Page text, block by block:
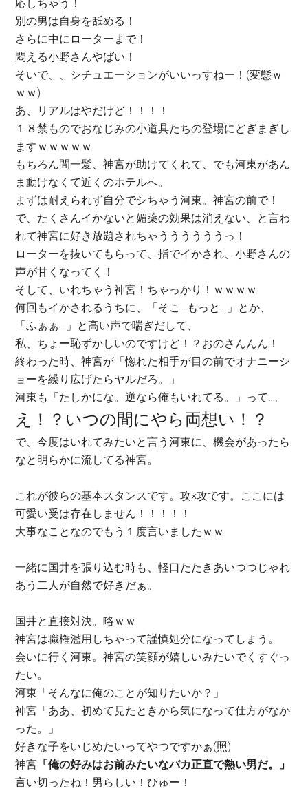
応しちゃう！
別の男は自身を舐める！
さらに中にローターまで！
悶える小野さんやばい！
そいで、、シチュエーションがいいっすねー！(変態ｗ
ｗｗ)
あ、リアルはやだけど！！！！
１８禁ものでおなじみの小道具たちの登場にどぎまぎし
ますｗｗｗｗｗ
もちろん間一髪、神宮が助けてくれて、でも河東があん
ま動けなくて近くのホテルへ。
まずは耐えられず自分でシちゃう河東。神宮の前で！
で、たくさんイかないと媚薬の効果は消えない、と言わ
れて神宮に好き放題されちゃううううううっ！
ローターを抜いてもらって、指でイかされ、小野さんの
声が甘くなってく！
そして、いれちゃう神宮！ちゃっかり！ｗｗｗｗ
何回もイかされるうちに、「そこ…もっと…」とか、
「ふぁぁ…」と高い声で喘ぎだして、
私、ちょー恥ずかしいのですけど！？おのさんんん！
終わった時、神宮が「惚れた相手が目の前でオナニーシ
ョーを繰り広げたらヤルだろ。」
河東も「たしかにな。逆なら俺もいれてる。」って…。
え！？いつの間にやら両想い！？
で、今度はいれてみたいと言う河東に、機会があったら
なと明らかに流してる神宮。
これが彼らの基本スタンスです。攻×攻です。ここには
可愛い受は存在しません！！！！！
大事なことなのでもう１度言いましたｗｗ
一緒に国井を張り込む時も、軽口たたきあいつつじゃれ
あう二人が自然で好きだぁ。
国井と直接対決。略ｗｗ
神宮は職権濫用しちゃって謹慎処分になってしまう。
会いに行く河東。神宮の笑顔が嬉しいみたいでくすぐっ
たい。
河東「そんなに俺のことが知りたいか？」
神宮「ああ、初めて見たときから気になって仕方がなか
った。」
好きな子をいじめたいってやつですかぁ(照)
神宮 「俺の好みはお前みたいなバカ正直で熱い男だ。」
言い切ったね！男らしい！ひゅー！